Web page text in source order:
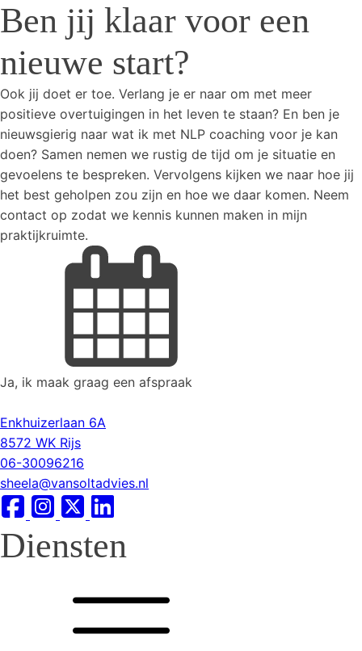
Ben jij klaar voor een
nieuwe start?
Ook jij doet er toe. Verlang je er naar om met meer
positieve overtuigingen in het leven te staan? En ben je
nieuwsgierig naar wat ik met NLP coaching voor je kan
doen? Samen nemen we rustig de tijd om je situatie en
gevoelens te bespreken. Vervolgens kijken we naar hoe jij
het best geholpen zou zijn en hoe we daar komen. Neem
contact op zodat we kennis kunnen maken in mijn
praktijkruimte.
Ja, ik maak graag een afspraak
Enkhuizerlaan 6A
8572 WK Rijs
06-30096216
sheela@vansoltadvies.nl
Diensten